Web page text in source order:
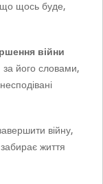
щось буде,
війни
за його словами,
війну,
життя